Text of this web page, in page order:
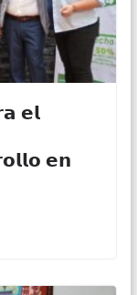
𝗲𝗹
𝗲𝗻